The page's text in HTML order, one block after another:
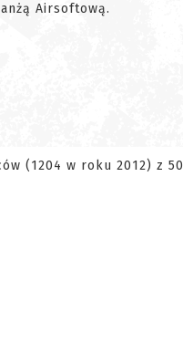
Airsoftową.
(1204 w roku 2012) z